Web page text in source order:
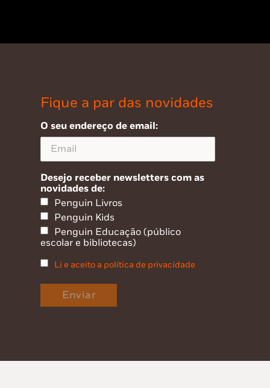
Fique a par das novidades
O seu endereço de email:
Desejo receber newsletters com as
novidades de:
Penguin Livros
Penguin Kids
Penguin Educação (público
escolar e bibliotecas)
Li e aceito a política de privacidade